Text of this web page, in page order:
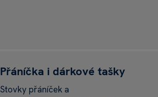
Přáníčka i dárkové tašky
Stovky přáníček a